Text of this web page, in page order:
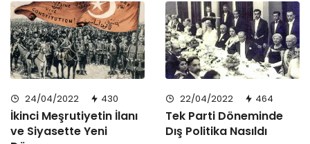
24/04/2022 430
İkinci Meşrutiyetin İlanı
ve Siyasette Yeni
22/04/2022 464
Tek Parti Döneminde
Dış Politika Nasıldı